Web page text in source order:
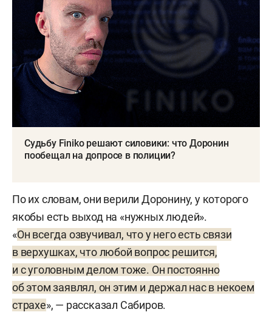
Судьбу Finiko решают силовики: что Доронин
пообещал на допросе в полиции?
По их словам, они верили Доронину, у которого
якобы есть выход на «нужных людей».
«Он всегда озвучивал, что у него есть связи
в верхушках, что любой вопрос решится,
и с уголовным делом тоже. Он постоянно
об этом заявлял, он этим и держал нас в некоем
страхе», — рассказал Сабиров.